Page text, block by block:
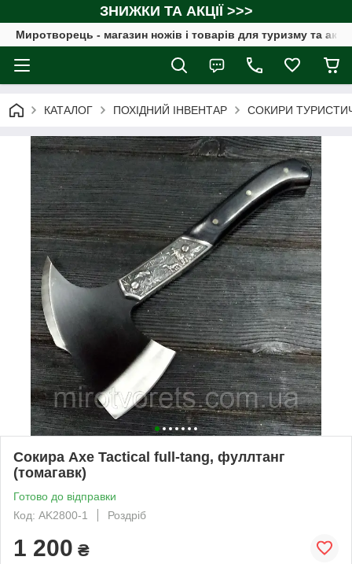
ЗНИЖКИ ТА АКЦІЇ >>>
Миротворець - магазин ножів і товарів для туризму та
КАТАЛОГ ПОХІДНИЙ ІНВЕНТАР СОКИРИ
Сокира Axe Tactical full-tang, фуллтанг
(томагавк)
Готово до відправки
Код: AK2800-1
Роздріб
1 200 ₴